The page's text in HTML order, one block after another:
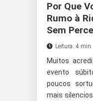
Por Que
Rumo à
Sem
Leitura: 4 min
Muitos
evento
poucos
mais